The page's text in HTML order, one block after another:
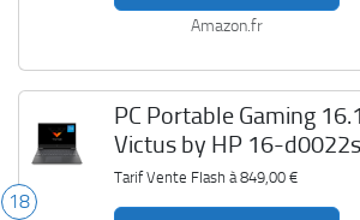
Amazon.fr
18
PC Portable Gaming
Victus by HP 16-
Tarif Vente Flash à849,00 €